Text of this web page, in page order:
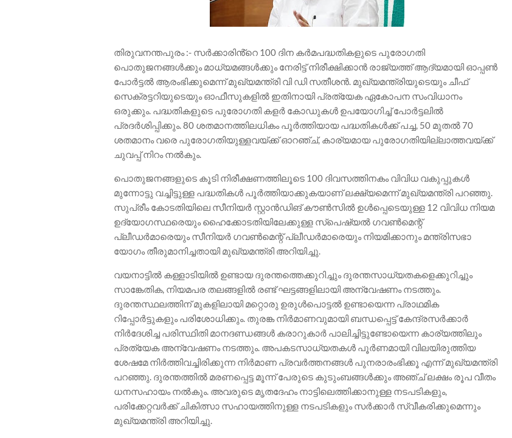
തിരുവനന്തപുരം :- സർക്കാരിൻ്റെ 100 ദിന കർമപദ്ധതികളുടെ പുരോഗതി
പൊതുജനങ്ങൾക്കും മാധ്യമങ്ങൾക്കും നേരിട്ട് നിരീക്ഷിക്കാൻ രാജ്യത്ത് ആദ്യമായി ഓപ്പൺ
പോർട്ടൽ ആരംഭിക്കുമെന്ന് മുഖ്യമന്ത്രി വി ഡി സതീശൻ. മുഖ്യമന്ത്രിയുടെയും ചീഫ്
സെക്രട്ടറിയുടെയും ഓഫീസുകളിൽ ഇതിനായി പ്രത്യേക ഏകോപന സംവിധാനം
ഒരുക്കും. പദ്ധതികളുടെ പുരോഗതി കളർ കോഡുകൾ ഉപയോഗിച്ച് പോർട്ടലിൽ
പ്രദർശിപ്പിക്കും. 80 ശതമാനത്തിലധികം പൂർത്തിയായ പദ്ധതികൾക്ക് പച്ച, 50 മുതൽ 70
ശതമാനം വരെ പുരോഗതിയുള്ളവയ്ക്ക് ഓറഞ്ച്, കാര്യമായ പുരോഗതിയില്ലാത്തവയ്ക്ക്
ചുവപ്പ് നിറം നൽകും.
പൊതുജനങ്ങളുടെ കൂടി നിരീക്ഷണത്തിലൂടെ 100 ദിവസത്തിനകം വിവിധ വകുപ്പുകൾ
മുന്നോട്ടു വച്ചിട്ടുള്ള പദ്ധതികൾ പൂർത്തിയാക്കുകയാണ് ലക്ഷ്യമെന്ന് മുഖ്യമന്ത്രി പറഞ്ഞു.
സുപ്രീം കോടതിയിലെ സീനിയർ സ്റ്റാൻഡിങ് കൗൺസിൽ ഉൾപ്പെടെയുള്ള 12 വിവിധ നിയമ
ഉദ്യോഗസ്ഥരെയും ഹൈക്കോടതിയിലേക്കുള്ള സ്പെഷ്യൽ ഗവൺമെന്റ്
പ്ലീഡർമാരെയും സീനിയർ ഗവൺമെന്റ് പ്ലീഡർമാരെയും നിയമിക്കാനും മന്ത്രിസഭാ
യോഗം തീരുമാനിച്ചതായി മുഖ്യമന്ത്രി അറിയിച്ചു.
വയനാട്ടിൽ കള്ളാടിയിൽ ഉണ്ടായ ദുരന്തത്തെക്കുറിച്ചും ദുരന്തസാധ്യതകളെക്കുറിച്ചും
സാങ്കേതിക, നിയമപര തലങ്ങളിൽ രണ്ട് ഘട്ടങ്ങളിലായി അന്വേഷണം നടത്തും.
ദുരന്തസ്ഥലത്തിന് മുകളിലായി മറ്റൊരു ഉരുൾപൊട്ടൽ ഉണ്ടായെന്ന പ്രാഥമിക
റിപ്പോർട്ടുകളും പരിശോധിക്കും. തുരങ്ക നിർമാണവുമായി ബന്ധപ്പെട്ട് കേന്ദ്രസർക്കാർ
നിർദേശിച്ച പരിസ്ഥിതി മാനദണ്ഡങ്ങൾ കരാറുകാർ പാലിച്ചിട്ടുണ്ടോയെന്ന കാര്യത്തിലും
പ്രത്യേക അന്വേഷണം നടത്തും. അപകടസാധ്യതകൾ പൂർണമായി വിലയിരുത്തിയ
ശേഷമേ നിർത്തിവച്ചിരിക്കുന്ന നിർമാണ പ്രവർത്തനങ്ങൾ പുനരാരംഭിക്കൂ എന്ന് മുഖ്യമന്ത്രി
പറഞ്ഞു. ദുരന്തത്തിൽ മരണപ്പെട്ട മൂന്ന് പേരുടെ കുടുംബങ്ങൾക്കും അഞ്ച് ലക്ഷം രൂപ വീതം
ധനസഹായം നൽകും. അവരുടെ മൃതദേഹം നാട്ടിലെത്തിക്കാനുള്ള നടപടികളും,
പരിക്കേറ്റവർക്ക് ചികിത്സാ സഹായത്തിനുള്ള നടപടികളും സർക്കാർ സ്വീകരിക്കുമെന്നും
മുഖ്യമന്ത്രി അറിയിച്ചു.